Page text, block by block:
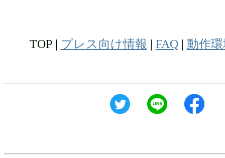
TOP | プレス向け情報 | FAQ| 動作